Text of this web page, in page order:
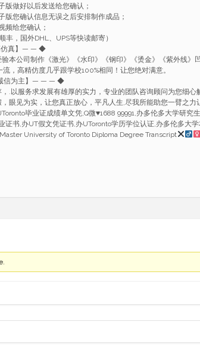
版做好以后发送给您确认；
版您确认信息无误之后安排制作成品；
频给您确认；
丰，国外DHL、UPS等快读邮寄）
仿真】— — ◆
本公司制作《激光》《水印》《钢印》《烫金》《紫外线》
，高精仿度几乎跟学校100%相同！让您绝对满意。
信为主】— — — ◆
.以服务求发展有雄厚的实力，专业的团队咨询顾问为您细心
眼见为实，让您真正放心，平凡人生,尽我所能助您一臂之力
毕业证成绩单文凭,Q微♥1688 99991,办多伦多大学研究
证书,办UT假文凭证书,办UToronto学历学位认证,办多伦多大
University of Toronto Diploma Degree Transcript